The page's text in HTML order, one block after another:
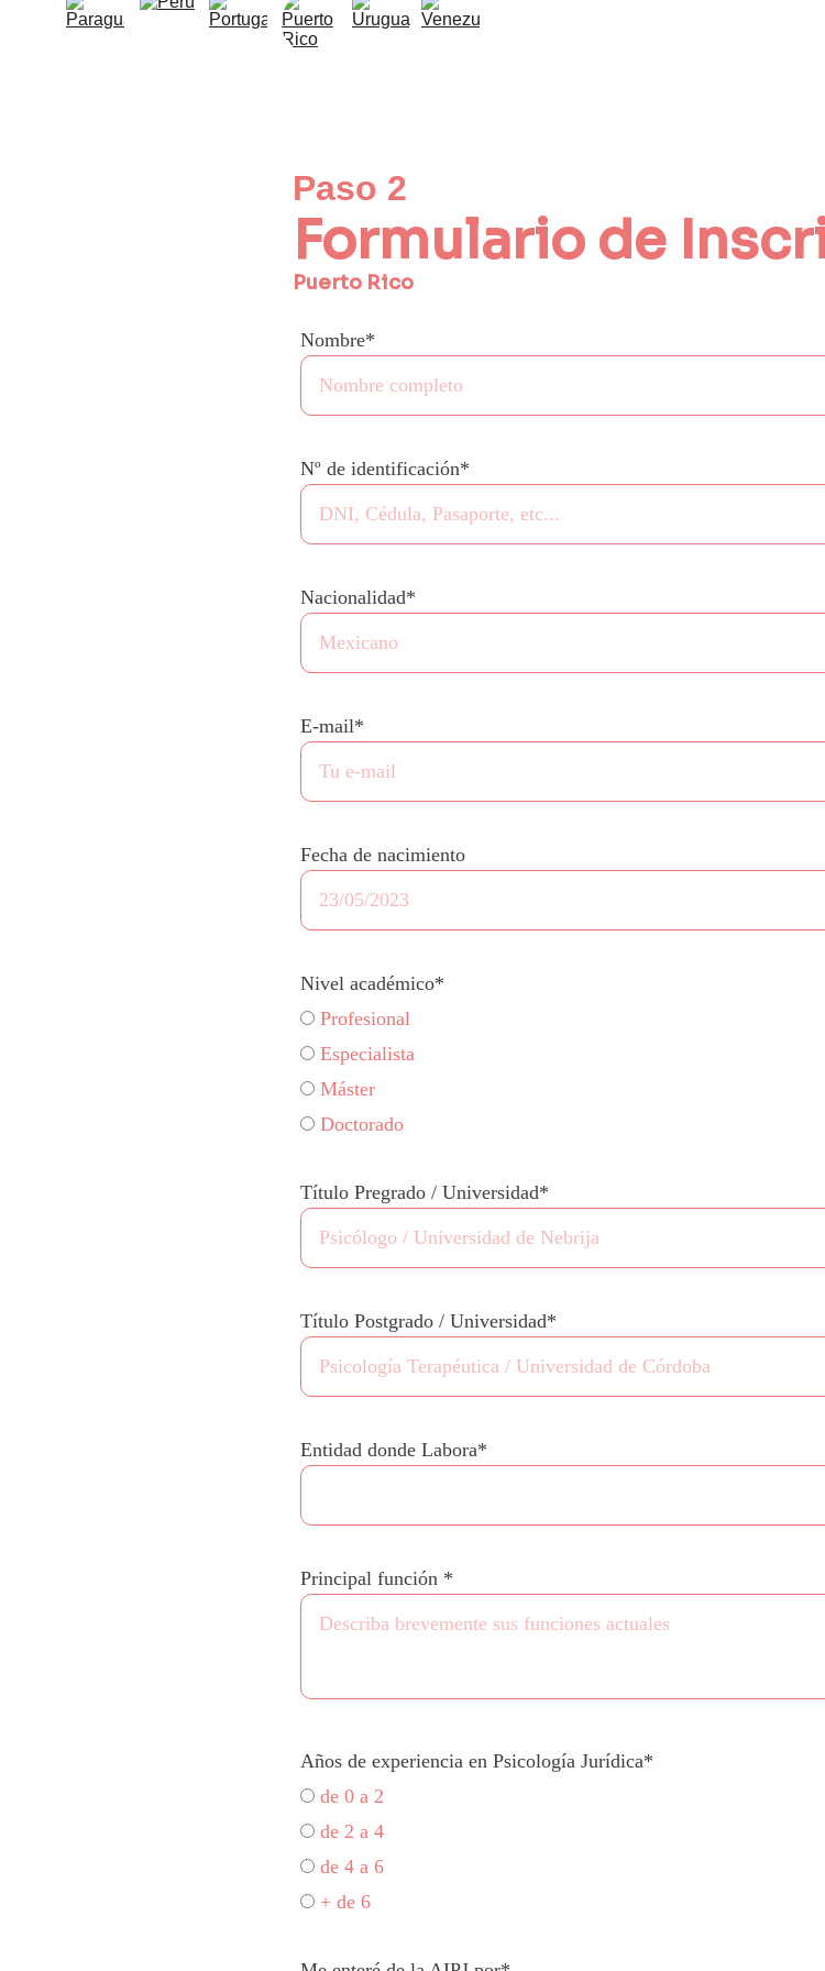
Formulario de
Puerto Rico
Paso 2
Nombre*
Nº de identificación*
Nacionalidad*
E-mail*
Fecha de nacimiento
Nivel académico*
Profesional
Especialista
Máster
Doctorado
Título Pregrado / Universidad*
Título Postgrado / Universidad*
Entidad donde Labora*
Principal función *
Años de experiencia en Psicología Jurídica*
de 0 a 2
de 2 a 4
de 4 a 6
+ de 6